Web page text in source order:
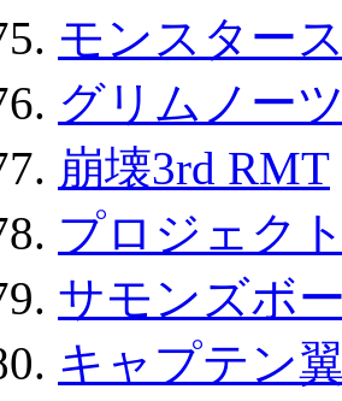
モンスター
グリムノーツ
崩壊3rd RMT
プロジェク
サモンズボ
キャプテン